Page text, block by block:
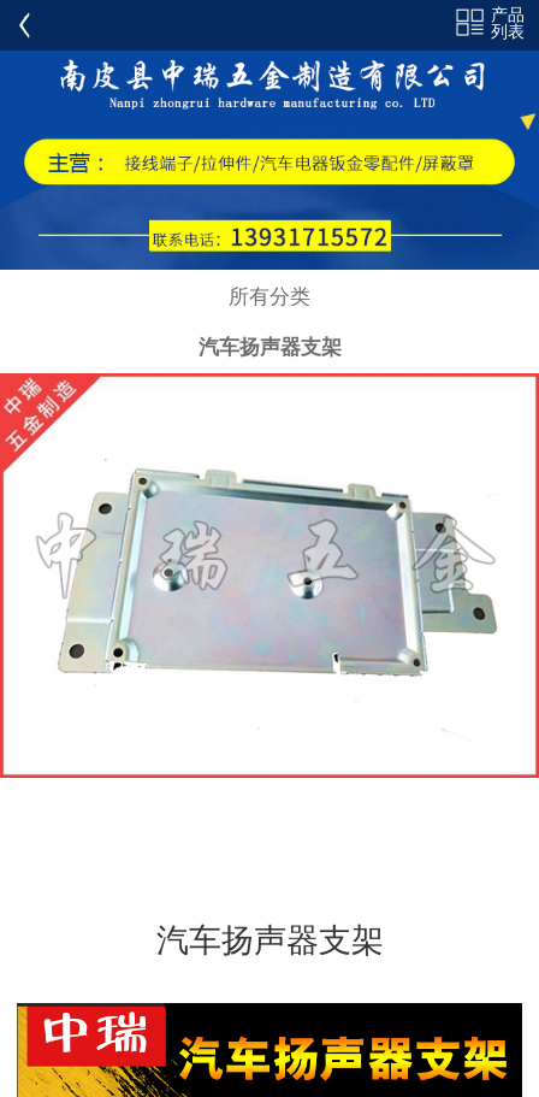
不锈钢壳体
屏蔽罩
汽车铝支架
汽车手扣支架
汽车扬声器支架
支架
汽车电子接插件
接线端子
冠簧孔
产品
列表
所有分类
汽车扬声器支架
汽车扬声器支架